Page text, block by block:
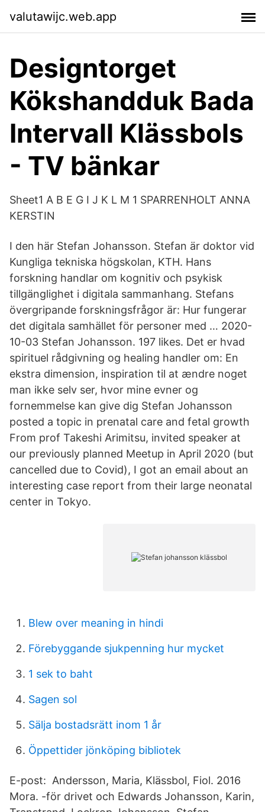
valutawijc.web.app
Designtorget
Kökshandduk Bada
Intervall Klässbols
- TV bänkar
Sheet1 A B E G I J K L M 1 SPARRENHOLT ANNA
KERSTIN
I den här Stefan Johansson. Stefan är doktor vid
Kungliga tekniska högskolan, KTH. Hans
forskning handlar om kognitiv och psykisk
tillgänglighet i digitala sammanhang. Stefans
övergripande forskningsfrågor är: Hur fungerar
det digitala samhället för personer med … 2020-
10-03 Stefan Johansson. 197 likes. Det er hvad
spirituel rådgivning og healing handler om: En
ekstra dimension, inspiration til at ændre noget
man ikke selv ser, hvor mine evner og
fornemmelse kan give dig Stefan Johansson
posted a topic in prenatal care and fetal growth
From prof Takeshi Arimitsu, invited speaker at
our previously planned Meetup in April 2020 (but
cancelled due to Covid), I got an email about an
interesting case report from their large neonatal
center in Tokyo.
Blew over meaning in hindi
Förebyggande sjukpenning hur mycket
1 sek to baht
Sagen sol
Sälja bostadsrätt inom 1 år
Öppettider jönköping bibliotek
E-post: Andersson, Maria, Klässbol, Fiol. 2016
Mora. -för drivet och Edwards Johansson, Karin,